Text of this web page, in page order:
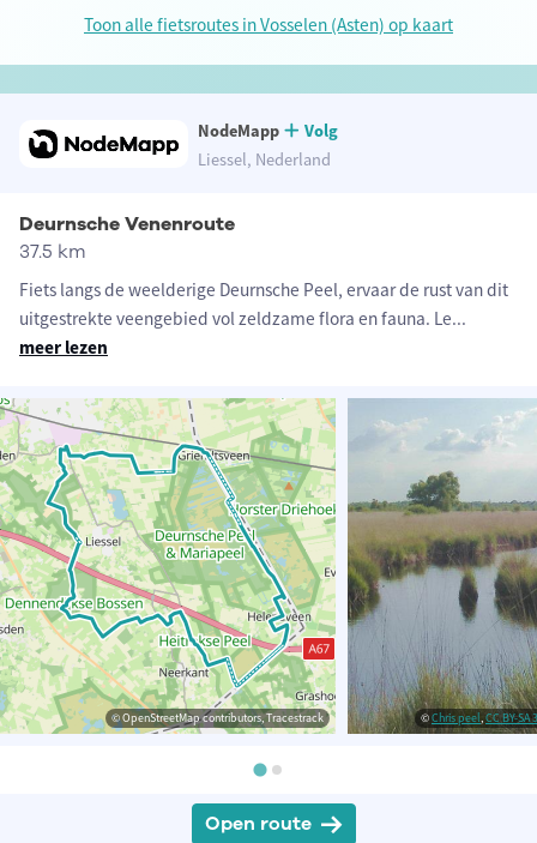
Toon alle fietsroutes in Vosselen (Asten) op kaart
NodeMapp
Volg
Liessel, Nederland
Deurnsche Venenroute
37.5 km
Fiets langs de weelderige Deurnsche Peel, ervaar de rust van dit
uitgestrekte veengebied vol zeldzame flora en fauna. Le...
meer lezen
© OpenStreetMap contributors, Tracestrack ©Chris peel,CC BY-SA
Open route